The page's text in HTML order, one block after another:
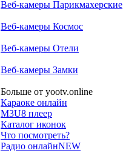
Веб-камеры Парикмахерские
Веб-камеры Космос
Веб-камеры Отели
Веб-камеры Замки
Больше от yootv.online
Караоке онлайн
M3U8 плеер
Каталог иконок
Что посмотреть?
Радио онлайнNEW